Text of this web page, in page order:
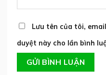
Lưu tên của tôi,
duyệt này cho lần bình